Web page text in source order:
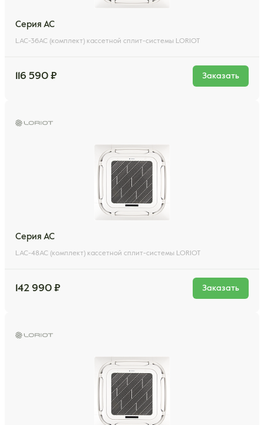
Серия AC
LAC-36AC (комплект) кассетной сплит-системы LORIOT
116 590 ₽ Заказать
Серия AC
LAC-48AC (комплект) кассетной сплит-системы LORIOT
142 990 ₽ Заказать